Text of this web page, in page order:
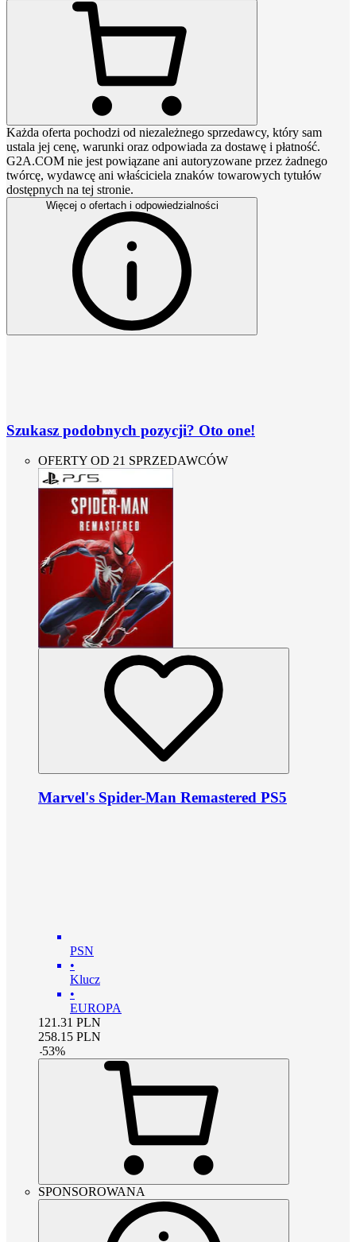
Każda oferta pochodzi od niezależnego sprzedawcy, który sam
ustala jej cenę, warunki oraz odpowiada za dostawę i płatność.
G2A.COM nie jest powiązane ani autoryzowane przez żadnego
twórcę, wydawcę ani właściciela znaków towarowych tytułów
dostępnych na tej stronie.
Więcej o ofertach i odpowiedzialności
Szukasz podobnych pozycji? Oto one!
OFERTY OD 21 SPRZEDAWCÓW
Marvel's Spider-Man Remastered PS5
PSN
•
Klucz
•
EUROPA
121.31 PLN
258.15 PLN
-53%
SPONSOROWANA